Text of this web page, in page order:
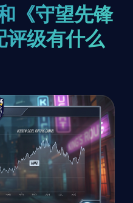
《守望先锋
评级有什么